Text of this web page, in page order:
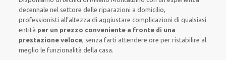
decennalenel settore delle riparazioni a domicilio,
professionisti all’altezza di aggiustare complicazioni di qualsiasi
entità per un prezzo conveniente a fronte di una
prestazione veloce, senza farti attendere ore per ristabilire al
meglio le funzionalità della casa.